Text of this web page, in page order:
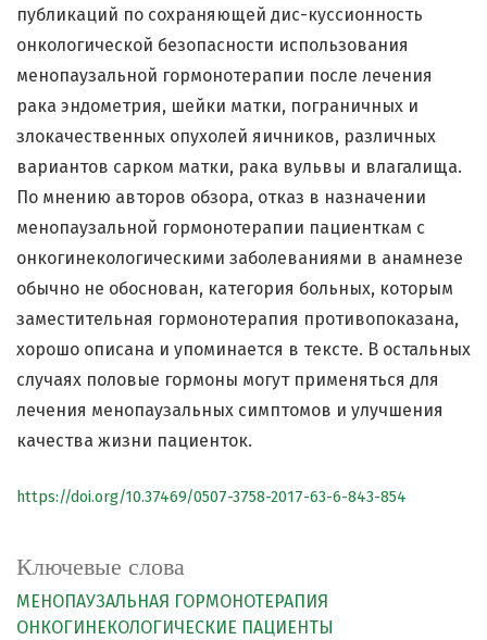
Ключевые слова
МЕНОПАУЗАЛЬНАЯ ГОРМОНОТЕРАПИЯ
ОНКОГИНЕКОЛОГИЧЕСКИЕ ПАЦИЕНТЫ
публикаций по сохраняющей дис-куссионность
онкологической безопасности использования
менопаузальной гормонотерапии после лечения
рака эндометрия, шейки матки, пограничных и
злокачественных опухолей яичников, различных
вариантов сарком матки, рака вульвы и влагалища.
По мнению авторов обзора, отказ в назначении
менопаузальной гормонотерапии пациенткам с
онкогинекологическими заболеваниями в анамнезе
обычно не обоснован, категория больных, которым
заместительная гормонотерапия противопоказана,
хорошо описана и упоминается в тексте. В остальных
случаях половые гормоны могут применяться для
лечения менопаузальных симптомов и улучшения
качества жизни пациенток.
https://doi.org/10.37469/0507-3758-2017-63-6-843-854